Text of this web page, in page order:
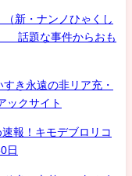
新・ナンノひゃくし
話題な事件からおも
き永遠の非リア充・
ックサイト
報！キモデブロリコ
日